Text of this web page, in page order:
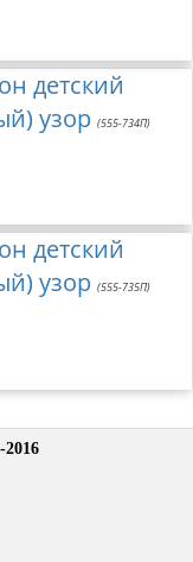
детский
узор (555-734П)
детский
узор (555-735П)